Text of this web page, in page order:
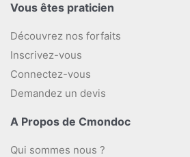
Vous êtes praticien
Découvrez nos forfaits
Inscrivez-vous
Connectez-vous
Demandez un devis
A Propos de Cmondoc
Qui sommes nous ?